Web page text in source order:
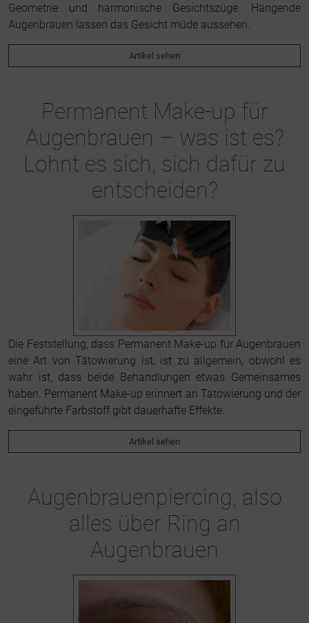
Geometrie und harmonische Gesichtszüge. Hängende
Augenbrauen lassen das Gesicht müde aussehen.
Artikel sehen
Permanent Make-up für
Augenbrauen – was ist es?
Lohnt es sich, sich dafür zu
entscheiden?
Die Feststellung, dass Permanent Make-up für Augenbrauen
eine Art von Tätowierung ist, ist zu allgemein, obwohl es
wahr ist, dass beide Behandlungen etwas Gemeinsames
haben. Permanent Make-up erinnert an Tätowierung und der
eingeführte Farbstoff gibt dauerhafte Effekte.
Artikel sehen
Augenbrauenpiercing, also
alles über Ring an
Augenbrauen